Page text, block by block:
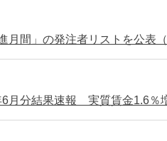
月間」の発注者リストを公表（
月分結果速報 実質賃金1.6％